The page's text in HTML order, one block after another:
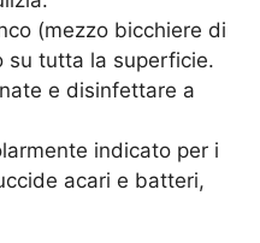
(mezzo bicchiere di
su tutta la superficie.
e disinfettare a
indicato per i
acari e batteri,